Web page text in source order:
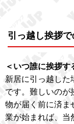
引っ越し挨拶
＜いつ誰に挨拶す
新居に引っ越した
です。難しいのが
物が届く前に済ま
業が始まれば、当